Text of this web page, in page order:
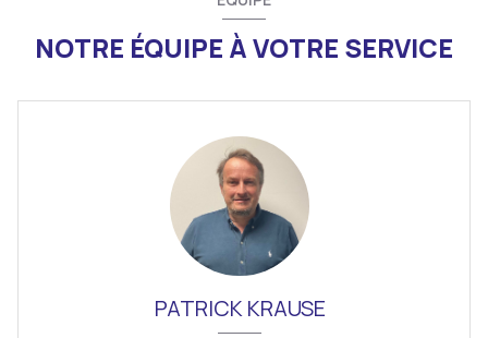
NOTRE ÉQUIPE À VOTRE SERVICE
PATRICK KRAUSE